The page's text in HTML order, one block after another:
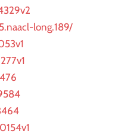
long.189/